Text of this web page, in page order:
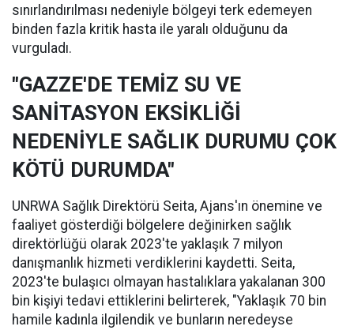
sınırlandırılması nedeniyle bölgeyi terk edemeyen
binden fazla kritik hasta ile yaralı olduğunu da
vurguladı.
"GAZZE'DE TEMİZ SU VE
SANİTASYON EKSİKLİĞİ
NEDENİYLE SAĞLIK DURUMU ÇOK
KÖTÜ DURUMDA"
UNRWA Sağlık Direktörü Seita, Ajans'ın önemine ve
faaliyet gösterdiği bölgelere değinirken sağlık
direktörlüğü olarak 2023'te yaklaşık 7 milyon
danışmanlık hizmeti verdiklerini kaydetti. Seita,
2023'te bulaşıcı olmayan hastalıklara yakalanan 300
bin kişiyi tedavi ettiklerini belirterek, "Yaklaşık 70 bin
hamile kadınla ilgilendik ve bunların neredeyse